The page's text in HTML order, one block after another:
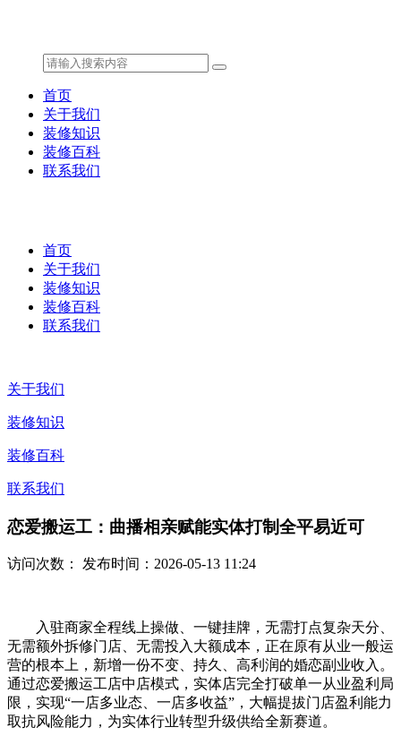
首页
关于我们
装修知识
装修百科
联系我们
首页
关于我们
装修知识
装修百科
联系我们
关于我们
装修知识
装修百科
联系我们
恋爱搬运工：曲播相亲赋能实体打制全平易近可
访问次数： 发布时间：2026-05-13 11:24
入驻商家全程线上操做、一键挂牌，无需打点复杂天分、
无需额外拆修门店、无需投入大额成本，正在原有从业一般运
营的根本上，新增一份不变、持久、高利润的婚恋副业收入。
通过恋爱搬运工店中店模式，实体店完全打破单一从业盈利局
限，实现“一店多业态、一店多收益”，大幅提拔门店盈利能力
取抗风险能力，为实体行业转型升级供给全新赛道。